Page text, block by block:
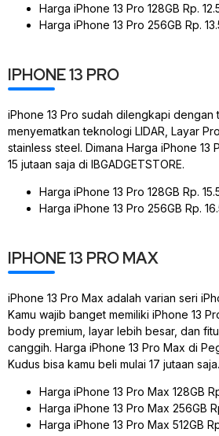
Harga iPhone 13 Pro 128GB Rp.
Harga iPhone 13 Pro 256GB Rp.
IPHONE 13 PRO
iPhone 13 Pro sudah dilengkapi dengan
menyematkan teknologi LIDAR, Layar
stainless steel. Dimana Harga iPhone 13
15 jutaan saja di IBGADGETSTORE.
Harga iPhone 13 Pro 128GB Rp.
Harga iPhone 13 Pro 256GB Rp.
IPHONE 13 PRO MAX
iPhone 13 Pro Max adalah varian seri
Kamu wajib banget memiliki iPhone 13
body premium, layar lebih besar, dan
canggih. Harga iPhone 13 Pro Max di
Kudus bisa kamu beli mulai 17 jutaan saja.
Harga iPhone 13 Pro Max 128GB
Harga iPhone 13 Pro Max 256GB
Harga iPhone 13 Pro Max 512GB